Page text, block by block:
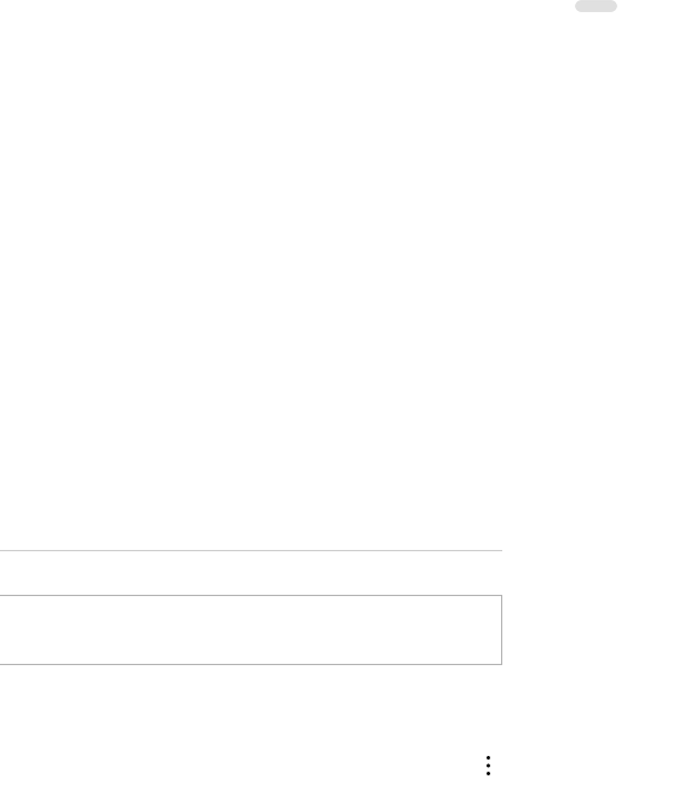
Reencantamiento con el